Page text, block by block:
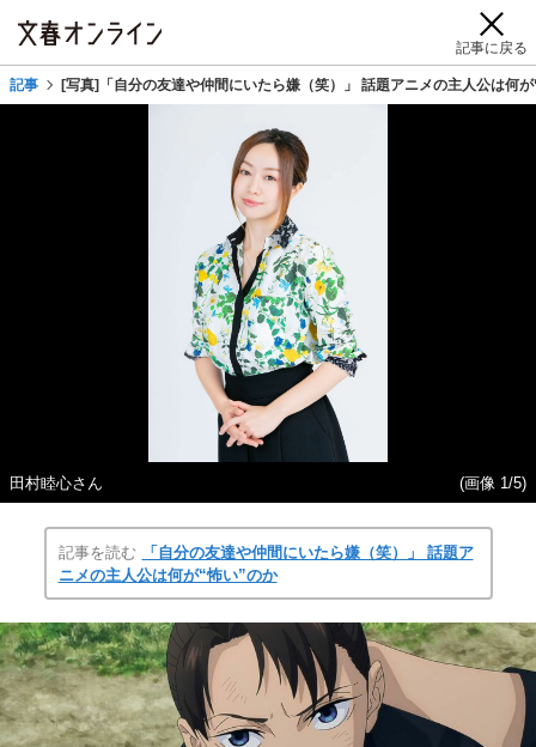
記事に戻る
記事 [写真]「自分の友達や仲間にいたら嫌（笑）」 話題アニメの主人公は何
田村睦心さん (画像 1/5)
記事を読む
「自分の友達や仲間にいたら嫌（笑）」 話題ア
ニメの主人公は何が“怖い”のか